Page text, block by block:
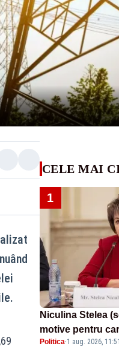
CELE MAI
1
Niculina Stelea
motive pentru
de țară nu este o
Politica·1 aug. 2026, 11:51